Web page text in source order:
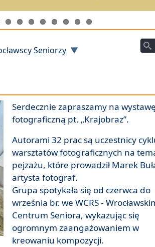
Seniorzy
Serdecznie zapraszamy na
fotograficzną pt. „Krajobraz”.
Autorami 32 prac są uczestnicy
warsztatów fotograficznych na
pejzażu, które prowadził Marek
artysta fotograf.
Grupa spotykała się od czerwca do
września br. we WCRS -
Centrum Seniora, wykazując się
ogromnym zaangażowaniem w
kreowaniu kompozycji.